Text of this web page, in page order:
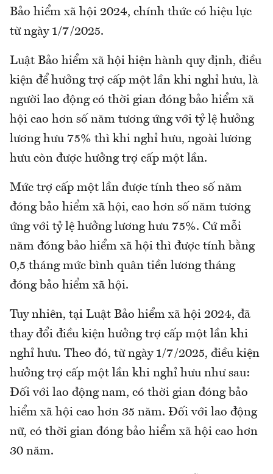
Bảo hiểm xã hội 2024, chính thức có hiệu lực
từ ngày 1/7/2025.
Luật Bảo hiểm xã hội hiện hành quy định, điều
kiện để hưởng trợ cấp một lần khi nghỉ hưu, là
người lao động có thời gian đóng bảo hiểm xã
hội cao hơn số năm tương ứng với tỷ lệ hưởng
lương hưu 75% thì khi nghỉ hưu, ngoài lương
hưu còn được hưởng trợ cấp một lần.
Mức trợ cấp một lần được tính theo số năm
đóng bảo hiểm xã hội, cao hơn số năm tương
ứng với tỷ lệ hưởng lương hưu 75%. Cứ mỗi
năm đóng bảo hiểm xã hội thì được tính bằng
0,5 tháng mức bình quân tiền lương tháng
đóng bảo hiểm xã hội.
Tuy nhiên, tại Luật Bảo hiểm xã hội 2024, đã
thay đổi điều kiện hưởng trợ cấp một lần khi
nghỉ hưu. Theo đó, từ ngày 1/7/2025, điều kiện
hưởng trợ cấp một lần khi nghỉ hưu như sau:
Đối với lao động nam, có thời gian đóng bảo
hiểm xã hội cao hơn 35 năm. Đối với lao động
nữ, có thời gian đóng bảo hiểm xã hội cao hơn
30 năm.